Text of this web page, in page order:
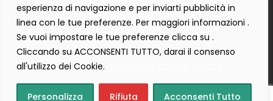
esperienza di navigazione e per inviarti pubblicità in
linea con le tue preferenze. Per maggiori informazioni .
Se vuoi impostare le tue preferenze clicca su .
Cliccando su ACCONSENTI TUTTO, darai il consenso
all'utilizzo dei Cookie.
Personalizza Rifiuta Acconsenti Tutto
Copyright 2019 © Tecnostudio di Martellini Nicoletta
Powered with